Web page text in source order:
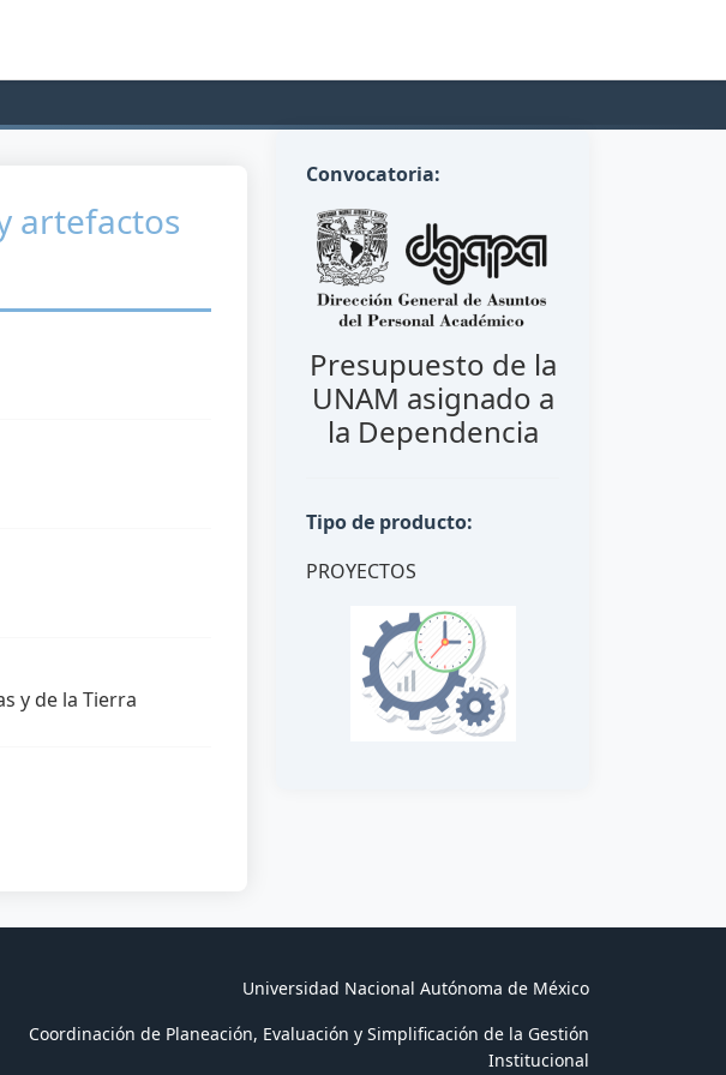
artefactos
y de la Tierra
Convocatoria:
Presupuesto de la
UNAM asignado a
la Dependencia
Tipo de producto:
PROYECTOS
Universidad Nacional Autónoma de México
Coordinación de Planeación, Evaluación y Simplificación de la Gestión
Institucional